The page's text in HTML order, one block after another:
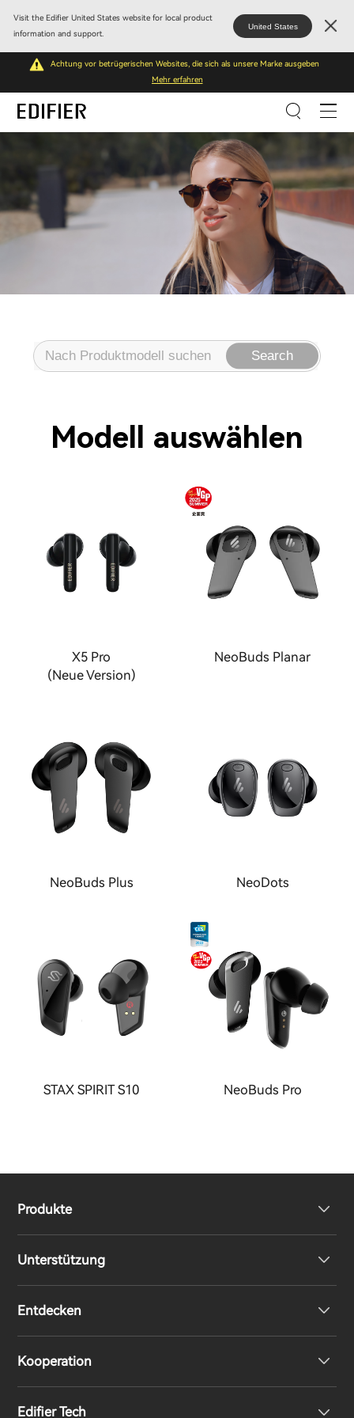
Visit the Edifier United States website for local product
information and support.
United States
Achtung vor betrügerischen Websites, die sich als unsere Marke ausgeben
Mehr erfahren
Search
Modell auswählen
X5 Pro
(Neue Version)
NeoBuds Planar
NeoBuds Plus NeoDots
STAX SPIRIT S10 NeoBuds Pro
Produkte
Unterstützung
EU-Konformitätserklärung
Entdecken
Unsere Geschichte
Kooperation
Edifier Tech